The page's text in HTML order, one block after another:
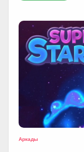
Аркады